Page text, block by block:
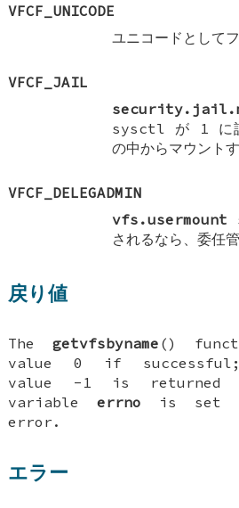
VFCF_UNICODE
ユニコードとして
VFCF_JAIL
sysctl が
1 に
の中からマウント
VFCF_DELEGADMIN
vfs.usermount
されるなら、委任
戻り値
Thegetvfsbyname ()
value 0 if
value -1 is returned
variableerrno is set
error.
エラー